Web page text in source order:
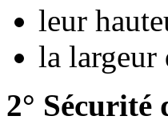
leur
la largeur
2° Sécurité